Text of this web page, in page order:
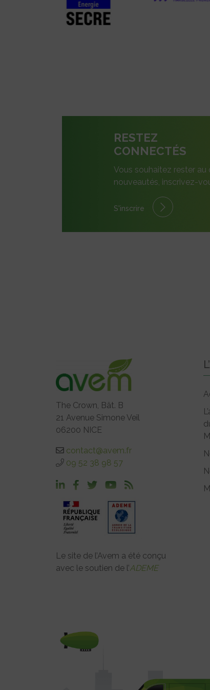
RESTEZ
CONNECTÉS
Vous souhaitez rester au
nouveautés, inscrivez-
S'inscrire
The Crown, Bât. B
21 Avenue Simone Veil
06200 NICE
contact@avem.fr
09 52 38 98 57
Le site de l’Avem a été conçu
avec le soutien de l’ADEME